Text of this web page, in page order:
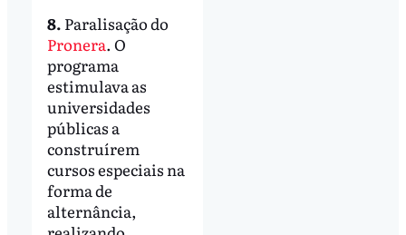
8. Paralisação do
Pronera. O
programa
estimulava as
universidades
públicas a
construírem
cursos especiais na
forma de
alternância,